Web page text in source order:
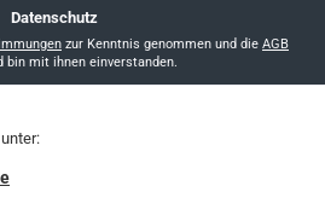
Datenschutz
zur Kenntnis genommen und die AGB
bin mit ihnen einverstanden.